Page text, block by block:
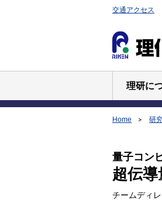
交通アクセス
理研に
Home 研
量子コン
超伝
チームディ